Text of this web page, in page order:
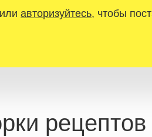
авторизуйтесь, чтобы
рецептов